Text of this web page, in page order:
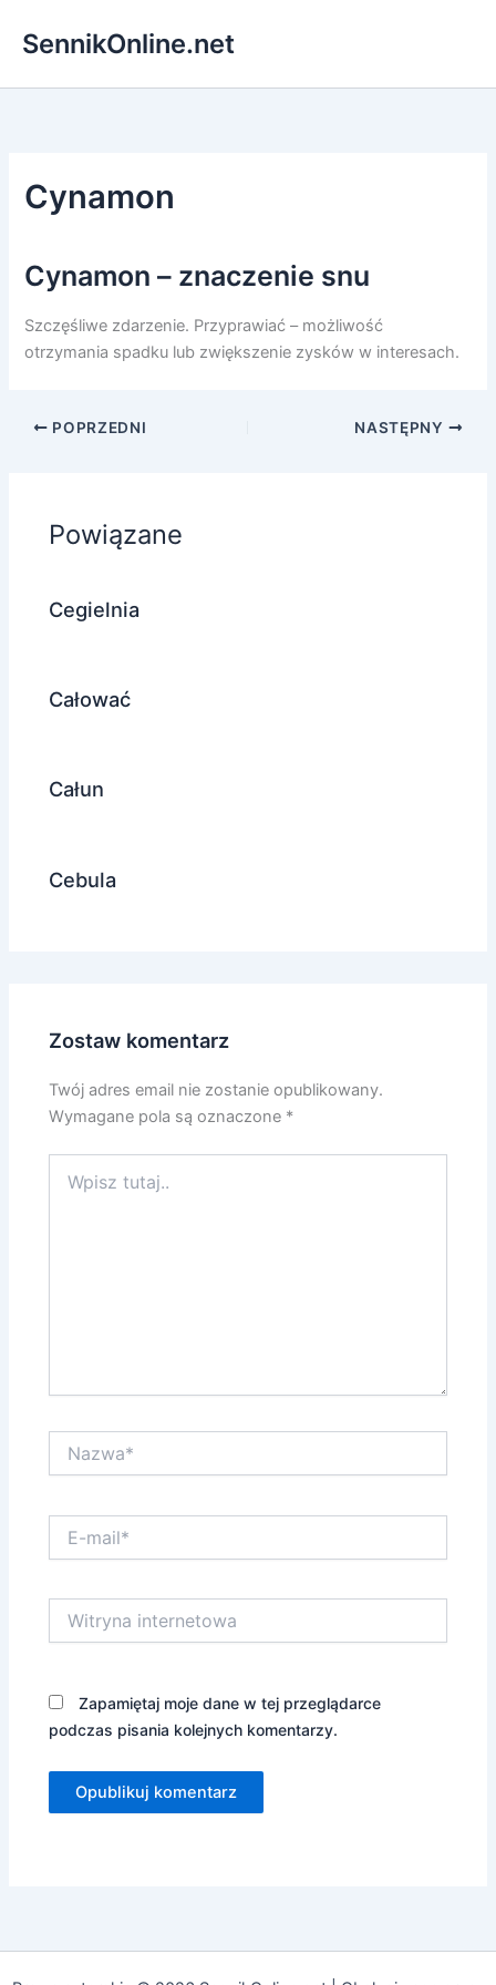
SennikOnline.net
Cynamon
Cynamon – znaczenie snu
Szczęśliwe zdarzenie. Przyprawiać – możliwość
otrzymania spadku lub zwiększenie zysków w interesach.
POPRZEDNI NASTĘPNY
Powiązane
Cegielnia
Całować
Całun
Cebula
Zostaw komentarz
Twój adres email nie zostanie opublikowany.
Wymagane pola są oznaczone *
tutaj..
mail*
internetowa
Zapamiętaj moje dane w tej przeglądarce
podczas pisania kolejnych komentarzy.